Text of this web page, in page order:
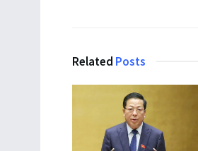
Related Posts